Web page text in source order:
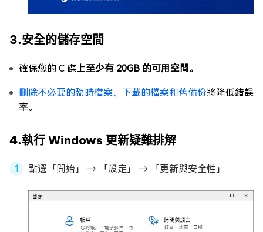
3.安全的儲存空間
確保您的 C 碟上至少有 20GB 的可用空間。
刪除不必要的臨時檔案、下載的檔案和舊備份將降低錯誤
率。
4.執行 Windows 更新疑難排解
點選「開始」 → 「設定」 → 「更新與安全性」